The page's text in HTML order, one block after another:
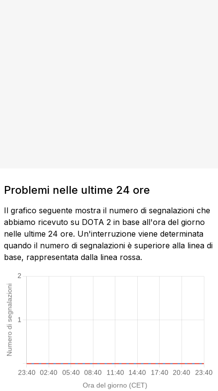
Problemi nelle ultime 24 ore
Il grafico seguente mostra il numero di segnalazioni che
abbiamo ricevuto su DOTA 2 in base all'ora del giorno
nelle ultime 24 ore. Un'interruzione viene determinata
quando il numero di segnalazioni è superiore alla linea di
base, rappresentata dalla linea rossa.